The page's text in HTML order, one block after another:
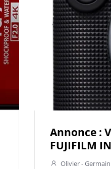
Annonce :
FUJIFILM
Olivier -